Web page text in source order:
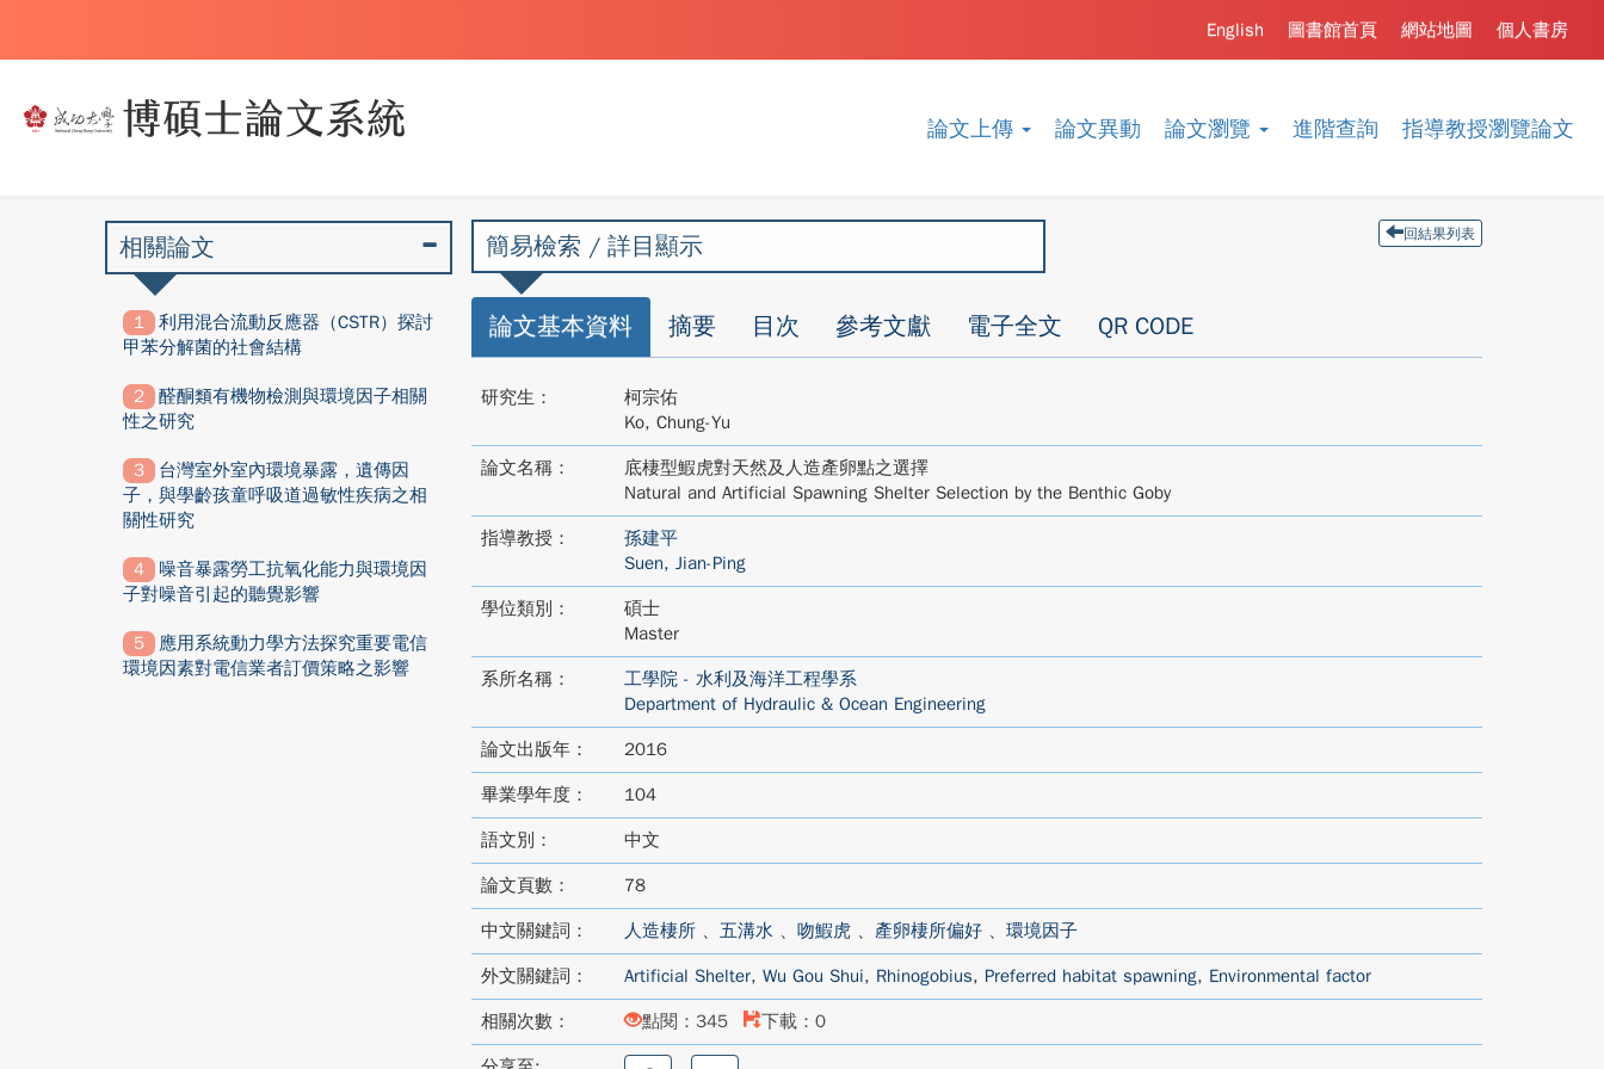
論文上傳 論文異動 論文瀏覽 進階查詢 指導教授瀏覽論文
個人書房
網站地圖
圖書館首頁
English
簡易檢索 / 詳目顯示 回結果列表
論文基本資料 摘要 目次 參考文獻 電子全文 QR CODE
研究生：
柯宗佑
Ko, Chung-Yu
論文名稱：
底棲型鰕虎對天然及人造產卵點之選擇
Natural and Artificial Spawning Shelter Selection by the Benthic Goby
指導教授：
孫建平
Suen, Jian-Ping
學位類別：
碩士
Master
系所名稱：
工學院 - 水利及海洋工程學系
Department of Hydraulic & Ocean Engineering
論文出版年： 2016
畢業學年度： 104
語文別： 中文
論文頁數： 78
中文關鍵詞： 人造棲所、 五溝水、 吻鰕虎、 產卵棲所偏好、 環境因子
外文關鍵詞： Artificial Shelter, Wu Gou Shui, Rhinogobius, Preferred habitat spawning, Environmental factor
相關次數： 點閱：345 下載：0
相關論文
利用混合流動反應器（CSTR）探討
甲苯分解菌的社會結構
醛酮類有機物檢測與環境因子相關
性之研究
台灣室外室內環境暴露，遺傳因
子，與學齡孩童呼吸道過敏性疾病之相
關性研究
噪音暴露勞工抗氧化能力與環境因
子對噪音引起的聽覺影響
應用系統動力學方法探究重要電信
環境因素對電信業者訂價策略之影響